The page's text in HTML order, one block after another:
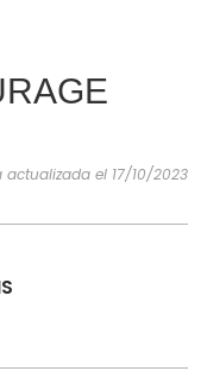
INSPIRACIONES
actualizada el 17/10/2023